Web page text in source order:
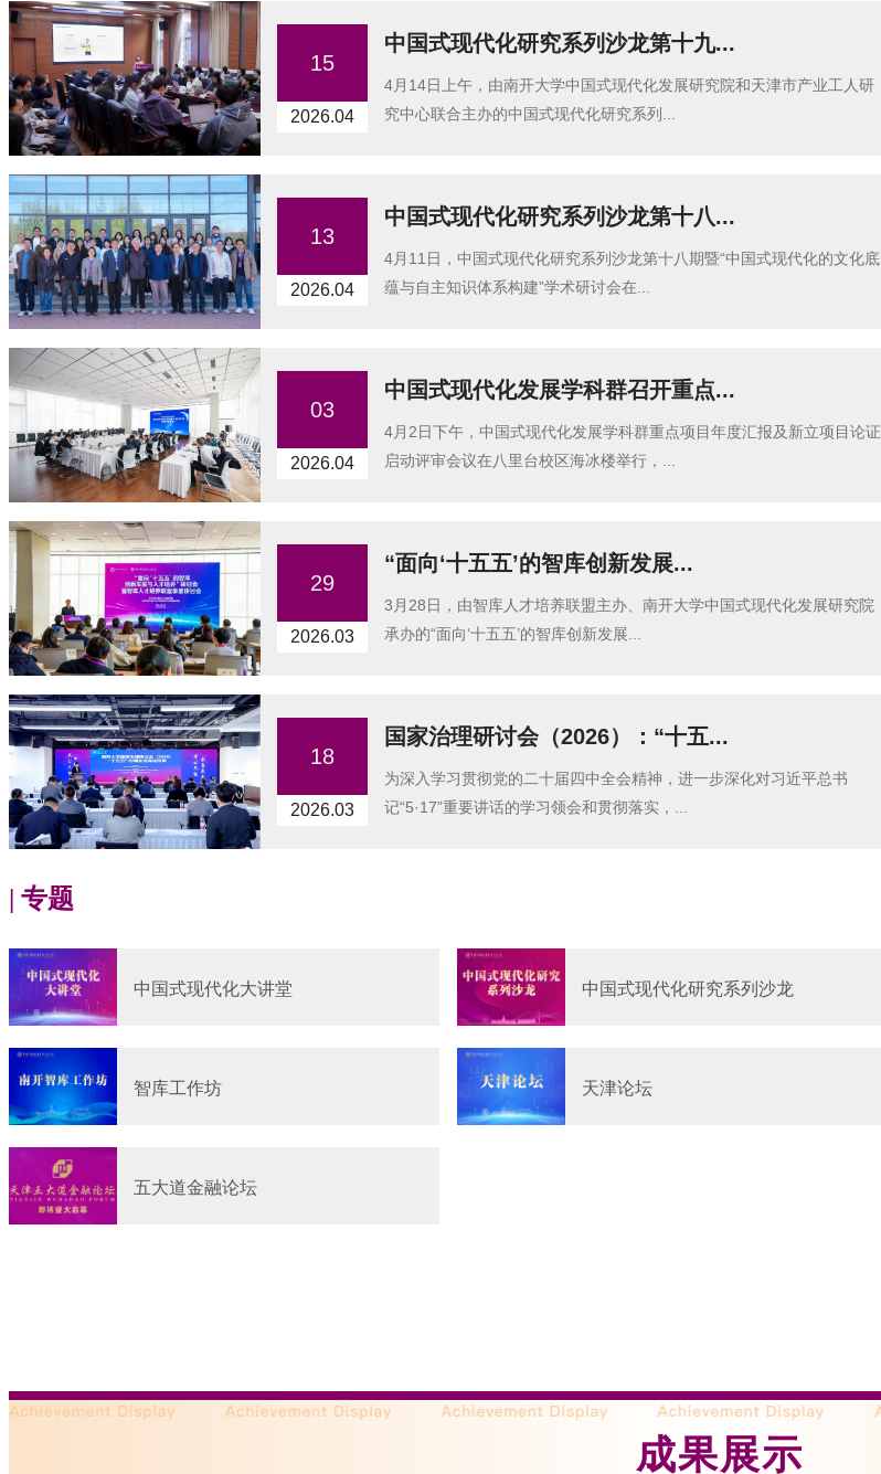
15
2026.04
中国式现代化研究系列沙龙第十九...
4月14日上午，由南开大学中国式现代化发展研究院和天津市产业工人研
究中心联合主办的中国式现代化研究系列...
13
2026.04
中国式现代化研究系列沙龙第十八...
4月11日，中国式现代化研究系列沙龙第十八期暨“中国式现代化的文化底
蕴与自主知识体系构建”学术研讨会在...
03
2026.04
中国式现代化发展学科群召开重点...
4月2日下午，中国式现代化发展学科群重点项目年度汇报及新立项目论证
启动评审会议在八里台校区海冰楼举行，...
29
2026.03
“面向‘十五五’的智库创新发展...
3月28日，由智库人才培养联盟主办、南开大学中国式现代化发展研究院
承办的“面向‘十五五’的智库创新发展...
18
2026.03
国家治理研讨会（2026）：“十五...
为深入学习贯彻党的二十届四中全会精神，进一步深化对习近平总书
记“5·17”重要讲话的学习领会和贯彻落实，...
| 专题
中国式现代化大讲堂 中国式现代化研究系列沙龙
智库工作坊 天津论坛
五大道金融论坛
成果展示